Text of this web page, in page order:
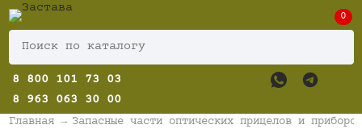
0
8 800 101 73 03
8 963 063 30 00
Главная → Запасные части оптических прицелов и приборов